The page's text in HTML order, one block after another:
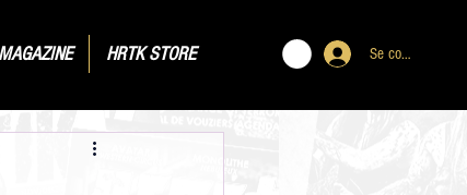
Se connecter
MAGAZINE HRTK STORE